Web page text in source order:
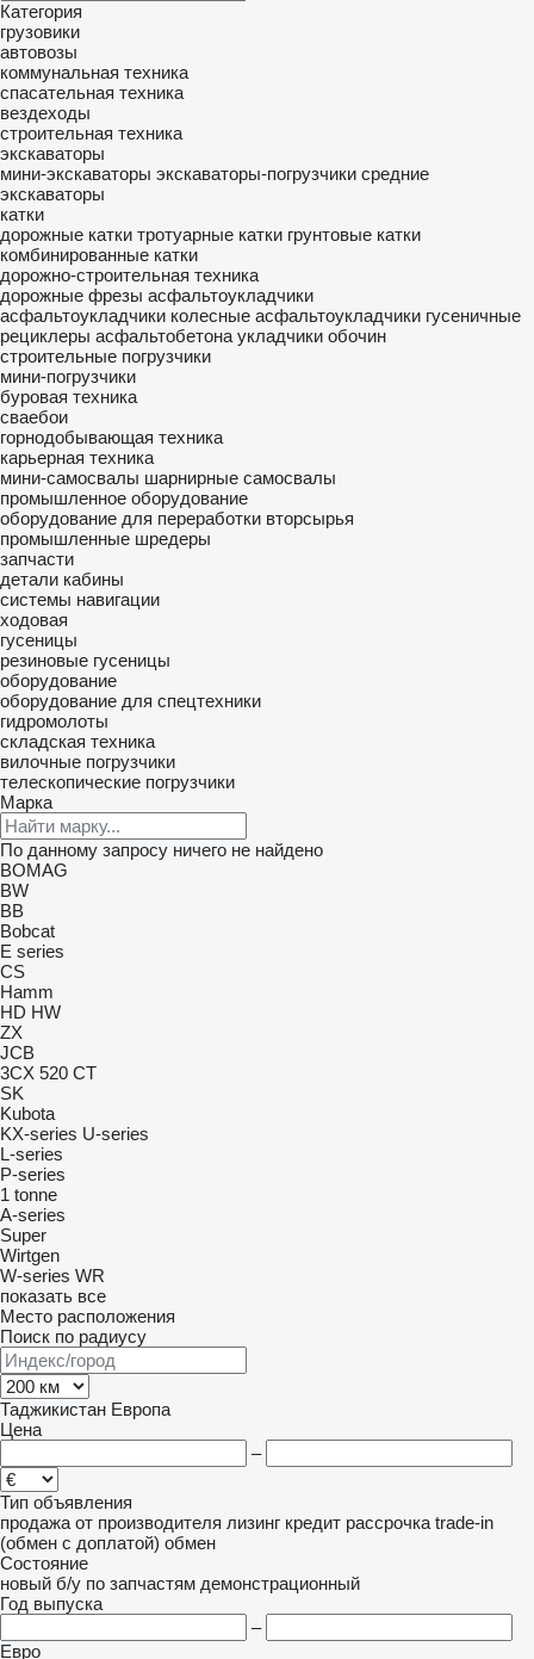
Категория
грузовики
автовозы
коммунальная техника
спасательная техника
вездеходы
строительная техника
экскаваторы
мини-экскаваторы экскаваторы-погрузчики средние
экскаваторы
катки
дорожные катки тротуарные катки грунтовые катки
комбинированные катки
дорожно-строительная техника
дорожные фрезы асфальтоукладчики
асфальтоукладчики колесные асфальтоукладчики гусеничные
рециклеры асфальтобетона укладчики обочин
строительные погрузчики
мини-погрузчики
буровая техника
сваебои
горнодобывающая техника
карьерная техника
мини-самосвалы шарнирные самосвалы
промышленное оборудование
оборудование для переработки вторсырья
промышленные шредеры
запчасти
детали кабины
системы навигации
ходовая
гусеницы
резиновые гусеницы
оборудование
оборудование для спецтехники
гидромолоты
складская техника
вилочные погрузчики
телескопические погрузчики
Марка
По данному запросу ничего не найдено
BOMAG
BW
BB
Bobcat
E series
CS
Hamm
HD HW
ZX
JCB
3CX 520 CT
SK
Kubota
KX-series U-series
L-series
P-series
1 tonne
A-series
Super
Wirtgen
W-series WR
показать все
Место расположения
Поиск по радиусу
Таджикистан Европа
Цена
–
Тип объявления
продажа от производителя лизинг кредит рассрочка trade-in
(обмен с доплатой) обмен
Состояние
новый б/у по запчастям демонстрационный
Год выпуска
–
Евро